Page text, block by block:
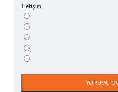
İletişim
YORUMU